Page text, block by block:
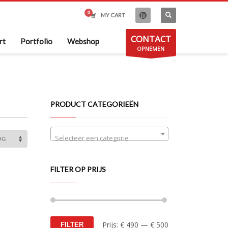
MY CART
Portfolio Webshop CONTACT
OPNEMEN
PRODUCT CATEGORIEËN
Selecteer een categorie
FILTER OP PRIJS
FILTER Prijs: € 490 — € 500